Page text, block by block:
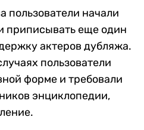
пользователи начали
приписывать еще один
актеров дубляжа.
пользователи
форме и требовали
энциклопедии,